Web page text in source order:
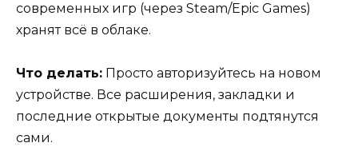
современных игр (через Steam/Epic Games)
хранят всё в облаке.
Что делать: Просто авторизуйтесь на новом
устройстве. Все расширения, закладки и
последние открытые документы подтянутся
сами.